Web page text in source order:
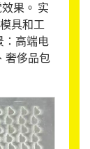
果。 实
具和工
：高端电
奢侈品包